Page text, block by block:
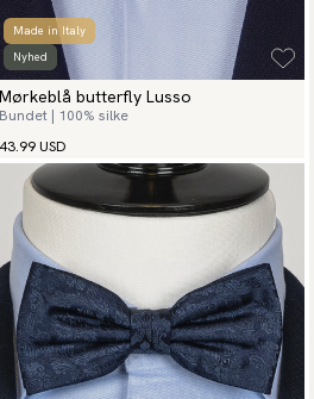
Made in Italy
Nyhed
Mørkeblå butterfly Lusso
Bundet | 100% silke
43.99 USD